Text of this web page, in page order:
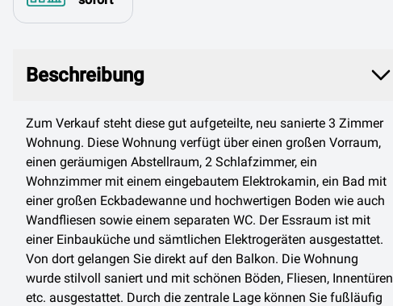
Beschreibung
Zum Verkauf steht diese gut aufgeteilte, neu sanierte 3 Zimmer
Wohnung. Diese Wohnung verfügt über einen großen Vorraum,
einen geräumigen Abstellraum, 2 Schlafzimmer, ein
Wohnzimmer mit einem eingebautem Elektrokamin, ein Bad mit
einer großen Eckbadewanne und hochwertigen Boden wie auch
Wandfliesen sowie einem separaten WC. Der Essraum ist mit
einer Einbauküche und sämtlichen Elektrogeräten ausgestattet.
Von dort gelangen Sie direkt auf den Balkon. Die Wohnung
wurde stilvoll saniert und mit schönen Böden, Fliesen, Innentüren
etc. ausgestattet. Durch die zentrale Lage können Sie fußläufig